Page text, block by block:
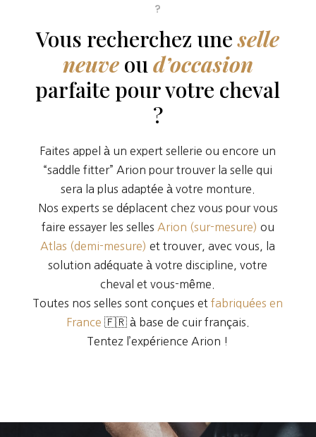
?
Vous recherchez uneselle
neuveoud’occasion
parfaite pour votre cheval
?
Faites appel à un expert sellerie ou encore un
“saddle fitter” Arion pour trouver la selle qui
sera la plus adaptée à votre monture.
Nos experts se déplacent chez vous pour vous
faire essayer les selles Arion (sur-mesure) ou
Atlas (demi-mesure) et trouver, avec vous, la
solution adéquate à votre discipline, votre
cheval et vous-même.
Toutes nos selles sont conçues etfabriquées en
France 🇫🇷 à base de cuir français.
Tentez l’expérience Arion !